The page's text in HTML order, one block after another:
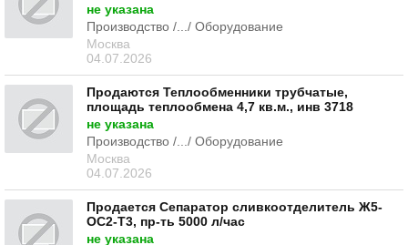
не указана
Производство /.../ Оборудование
Москва
04.07.2026
Продаются Теплообменники трубчатые,
площадь теплообмена 4,7 кв.м., инв 3718
не указана
Производство /.../ Оборудование
Москва
04.07.2026
Продается Сепаратор сливкоотделитель Ж5-
ОС2-Т3, пр-ть 5000 л/час
не указана